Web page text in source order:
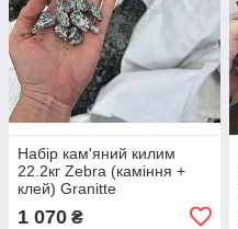
Набір кам'яний килим
22.2кг Zebra (каміння +
клей) Granitte
1 070 ₴